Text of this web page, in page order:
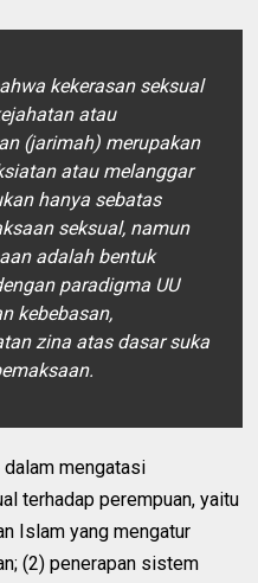
kekerasan seksual
atau
(jarimah) merupakan
atau melanggar
hanya sebatas
seksual, namun
adalah bentuk
paradigma UU
kebebasan,
zina atas dasar suka
mengatasi
terhadap perempuan, yaitu
Islam yang mengatur
(2) penerapan sistem